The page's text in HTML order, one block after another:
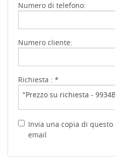
Numero di telefono:
Numero cliente:
Richiesta : *
Invia una copia di
email